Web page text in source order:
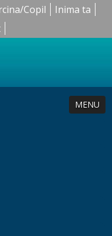
Copil
Inima ta
MENU